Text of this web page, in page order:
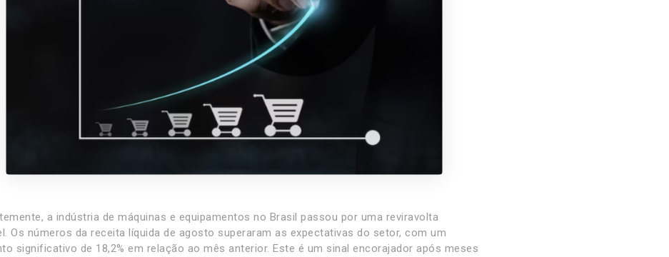
a indústria de máquinas e equipamentos no Brasil passou por uma reviravolta
Os números da receita líquida de agosto superaram as expectativas do setor, com um
significativo de 18,2% em relação ao mês anterior. Este é um sinal encorajador após meses